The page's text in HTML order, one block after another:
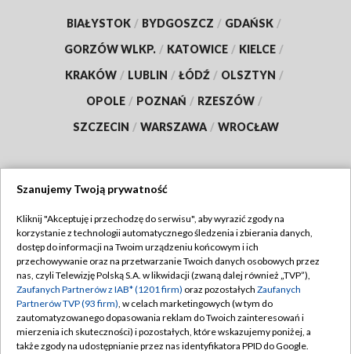
BIAŁYSTOK / BYDGOSZCZ / GDAŃSK /
GORZÓW WLKP. / KATOWICE / KIELCE /
KRAKÓW / LUBLIN / ŁÓDŹ / OLSZTYN /
OPOLE / POZNAŃ / RZESZÓW /
SZCZECIN / WARSZAWA / WROCŁAW
TVP
Abonament TVP
Emisja w TVP
Centrum informacji TVP
Naziemna Telewizja Cyfrowa
Regulamin TVP
Polityka prywatności
Moje zgody
Pomoc
Szanujemy Twoją prywatność
Kliknij "Akceptuję i przechodzę do serwisu", aby wyrazić zgody na
korzystanie z technologii automatycznego śledzenia i zbierania danych,
dostęp do informacji na Twoim urządzeniu końcowym i ich
przechowywanie oraz na przetwarzanie Twoich danych osobowych przez
nas, czyli Telewizję Polską S.A. w likwidacji (zwaną dalej również „TVP”),
Zaufanych Partnerów z IAB* (1201 firm) oraz pozostałych Zaufanych
Partnerów TVP (93 firm), w celach marketingowych (w tym do
zautomatyzowanego dopasowania reklam do Twoich zainteresowań i
mierzenia ich skuteczności) i pozostałych, które wskazujemy poniżej, a
także zgody na udostępnianie przez nas identyfikatora PPID do Google.